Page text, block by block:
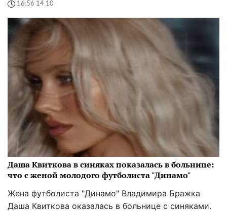
16:56 14.10
Даша Квиткова в синяках показалась в больнице:
что с женой молодого футболиста "Динамо"
Жена футболиста "Динамо" Владимира Бражка
Даша Квиткова оказалась в больнице с синяками.